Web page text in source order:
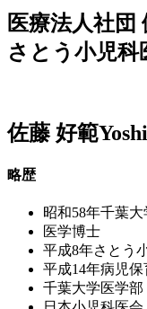
医療法人社団
さとう小児科
佐藤 好範
略歴
昭和58年千葉
医学博士
平成8年さとう
平成14年病児
千葉大学医学部